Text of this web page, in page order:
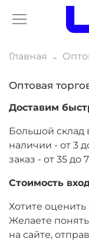
Главная
Оптовая
Доставим
Большой склад
наличии - от 3
заказ - от 35 до
Стоимость
Хотите
Желаете
на сайте,